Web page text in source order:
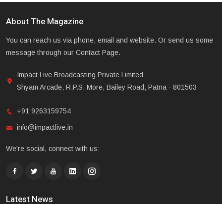
About The Magazine
You can reach us via phone, email and website. Or send us some
message through our Contact Page.
Impact Live Broadcasting Private Limited
Shyam Arcade, R.P.S. More, Bailey Road, Patna - 801503
+91 9263159754
info@impactlive.in
We're social, connect with us:
Latest News